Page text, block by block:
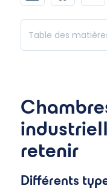
retenir
Différents
Table des